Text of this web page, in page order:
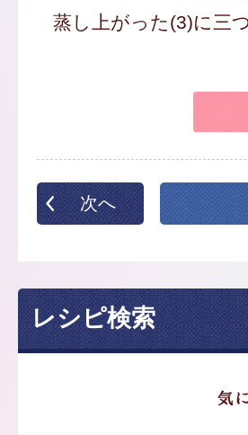
蒸し上がった(3)に三
次へ
レシピ検索